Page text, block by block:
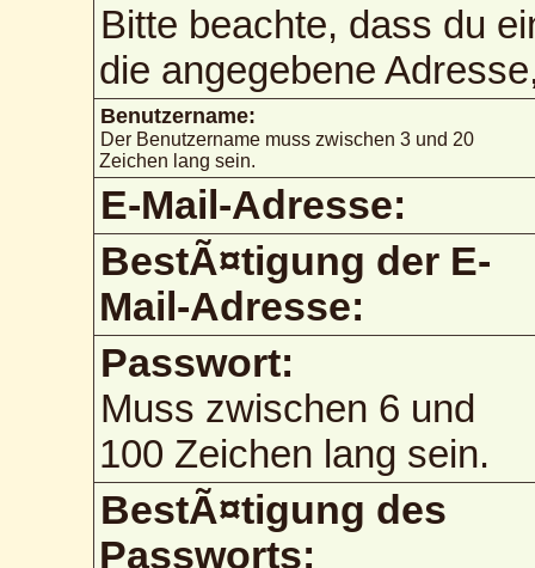
Bitte beachte, dass du
die angegebene
Benutzername:
Der Benutzername muss zwischen 3 und 20
Zeichen lang sein.
E-Mail-Adresse:
BestÃ¤tigung der E-
Mail-Adresse:
Passwort:
Muss zwischen 6 und
100 Zeichen lang sein.
BestÃ¤tigung des
Passworts: